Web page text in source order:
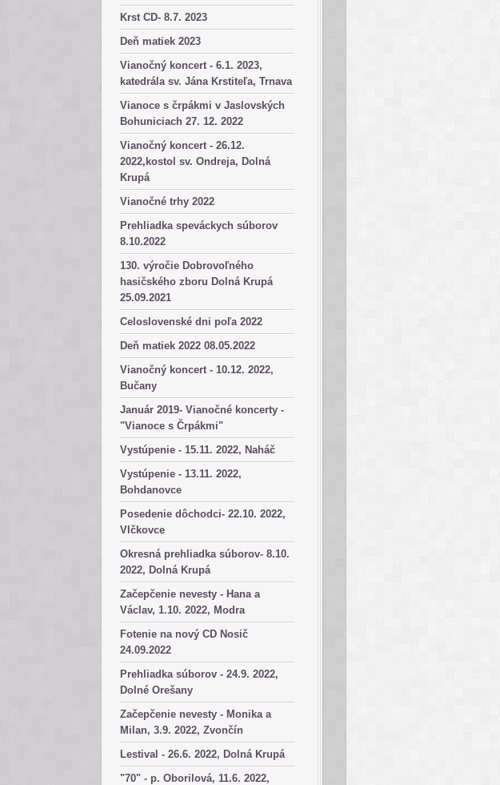
Krst CD- 8.7. 2023
Deň matiek 2023
Vianočný koncert - 6.1. 2023,
katedrála sv. Jána Krstiteľa, Trnava
Vianoce s črpákmi v Jaslovských
Bohuniciach 27. 12. 2022
Vianočný koncert - 26.12.
2022,kostol sv. Ondreja, Dolná
Krupá
Vianočné trhy 2022
Prehliadka speváckych súborov
8.10.2022
130. výročie Dobrovoľného
hasičského zboru Dolná Krupá
25.09.2021
Celoslovenské dni poľa 2022
Deň matiek 2022 08.05.2022
Vianočný koncert - 10.12. 2022,
Bučany
Január 2019- Vianočné koncerty -
"Vianoce s Črpákmi"
Vystúpenie - 15.11. 2022, Naháč
Vystúpenie - 13.11. 2022,
Bohdanovce
Posedenie dôchodci- 22.10. 2022,
Vlčkovce
Okresná prehliadka súborov- 8.10.
2022, Dolná Krupá
Začepčenie nevesty - Hana a
Václav, 1.10. 2022, Modra
Fotenie na nový CD Nosič
24.09.2022
Prehliadka súborov - 24.9. 2022,
Dolné Orešany
Začepčenie nevesty - Monika a
Milan, 3.9. 2022, Zvončín
Lestival - 26.6. 2022, Dolná Krupá
"70" - p. Oborilová, 11.6. 2022,